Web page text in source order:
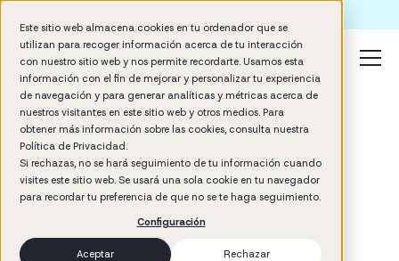
Este sitio web almacena cookies en tu ordenador que se
utilizan para recoger información acerca de tu interacción
con nuestro sitio web y nos permite recordarte. Usamos esta
información con el fin de mejorar y personalizar tu experiencia
de navegación y para generar analíticas y métricas acerca de
nuestros visitantes en este sitio web y otros medios. Para
obtener más información sobre las cookies, consulta nuestra
Política de Privacidad.
Si rechazas, no se hará seguimiento de tu información cuando
visites este sitio web. Se usará una sola cookie en tu navegador
para recordar tu preferencia de que no se te haga seguimiento.
Configuración
Aceptar Rechazar
Desarrollo, feedback y evaluación